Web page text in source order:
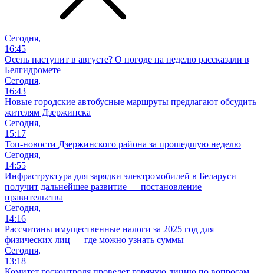
Сегодня,
16:45
Осень наступит в августе? О погоде на неделю рассказали в
Белгидромете
Сегодня,
16:43
Новые городские автобусные маршруты предлагают обсудить
жителям Дзержинска
Сегодня,
15:17
Топ-новости Дзержинского района за прошедшую неделю
Сегодня,
14:55
Инфраструктура для зарядки электромобилей в Беларуси
получит дальнейшее развитие — постановление
правительства
Сегодня,
14:16
Рассчитаны имущественные налоги за 2025 год для
физических лиц — где можно узнать суммы
Сегодня,
13:18